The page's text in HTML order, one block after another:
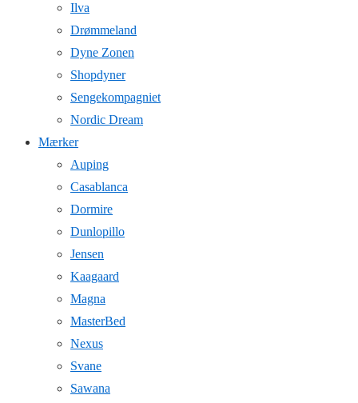
Ilva
Drømmeland
Dyne Zonen
Shopdyner
Sengekompagniet
Nordic Dream
Mærker
Auping
Casablanca
Dormire
Dunlopillo
Jensen
Kaagaard
Magna
MasterBed
Nexus
Svane
Sawana